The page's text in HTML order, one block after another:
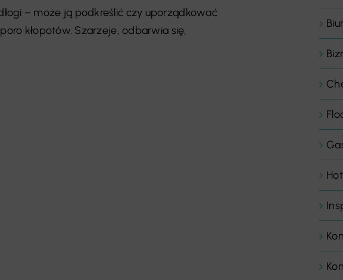
– może ją podkreślić czy uporządkować
kłopotów. Szarzeje, odbarwia się,